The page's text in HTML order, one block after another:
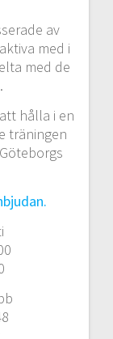
av
med i
med de
hålla i en
träningen